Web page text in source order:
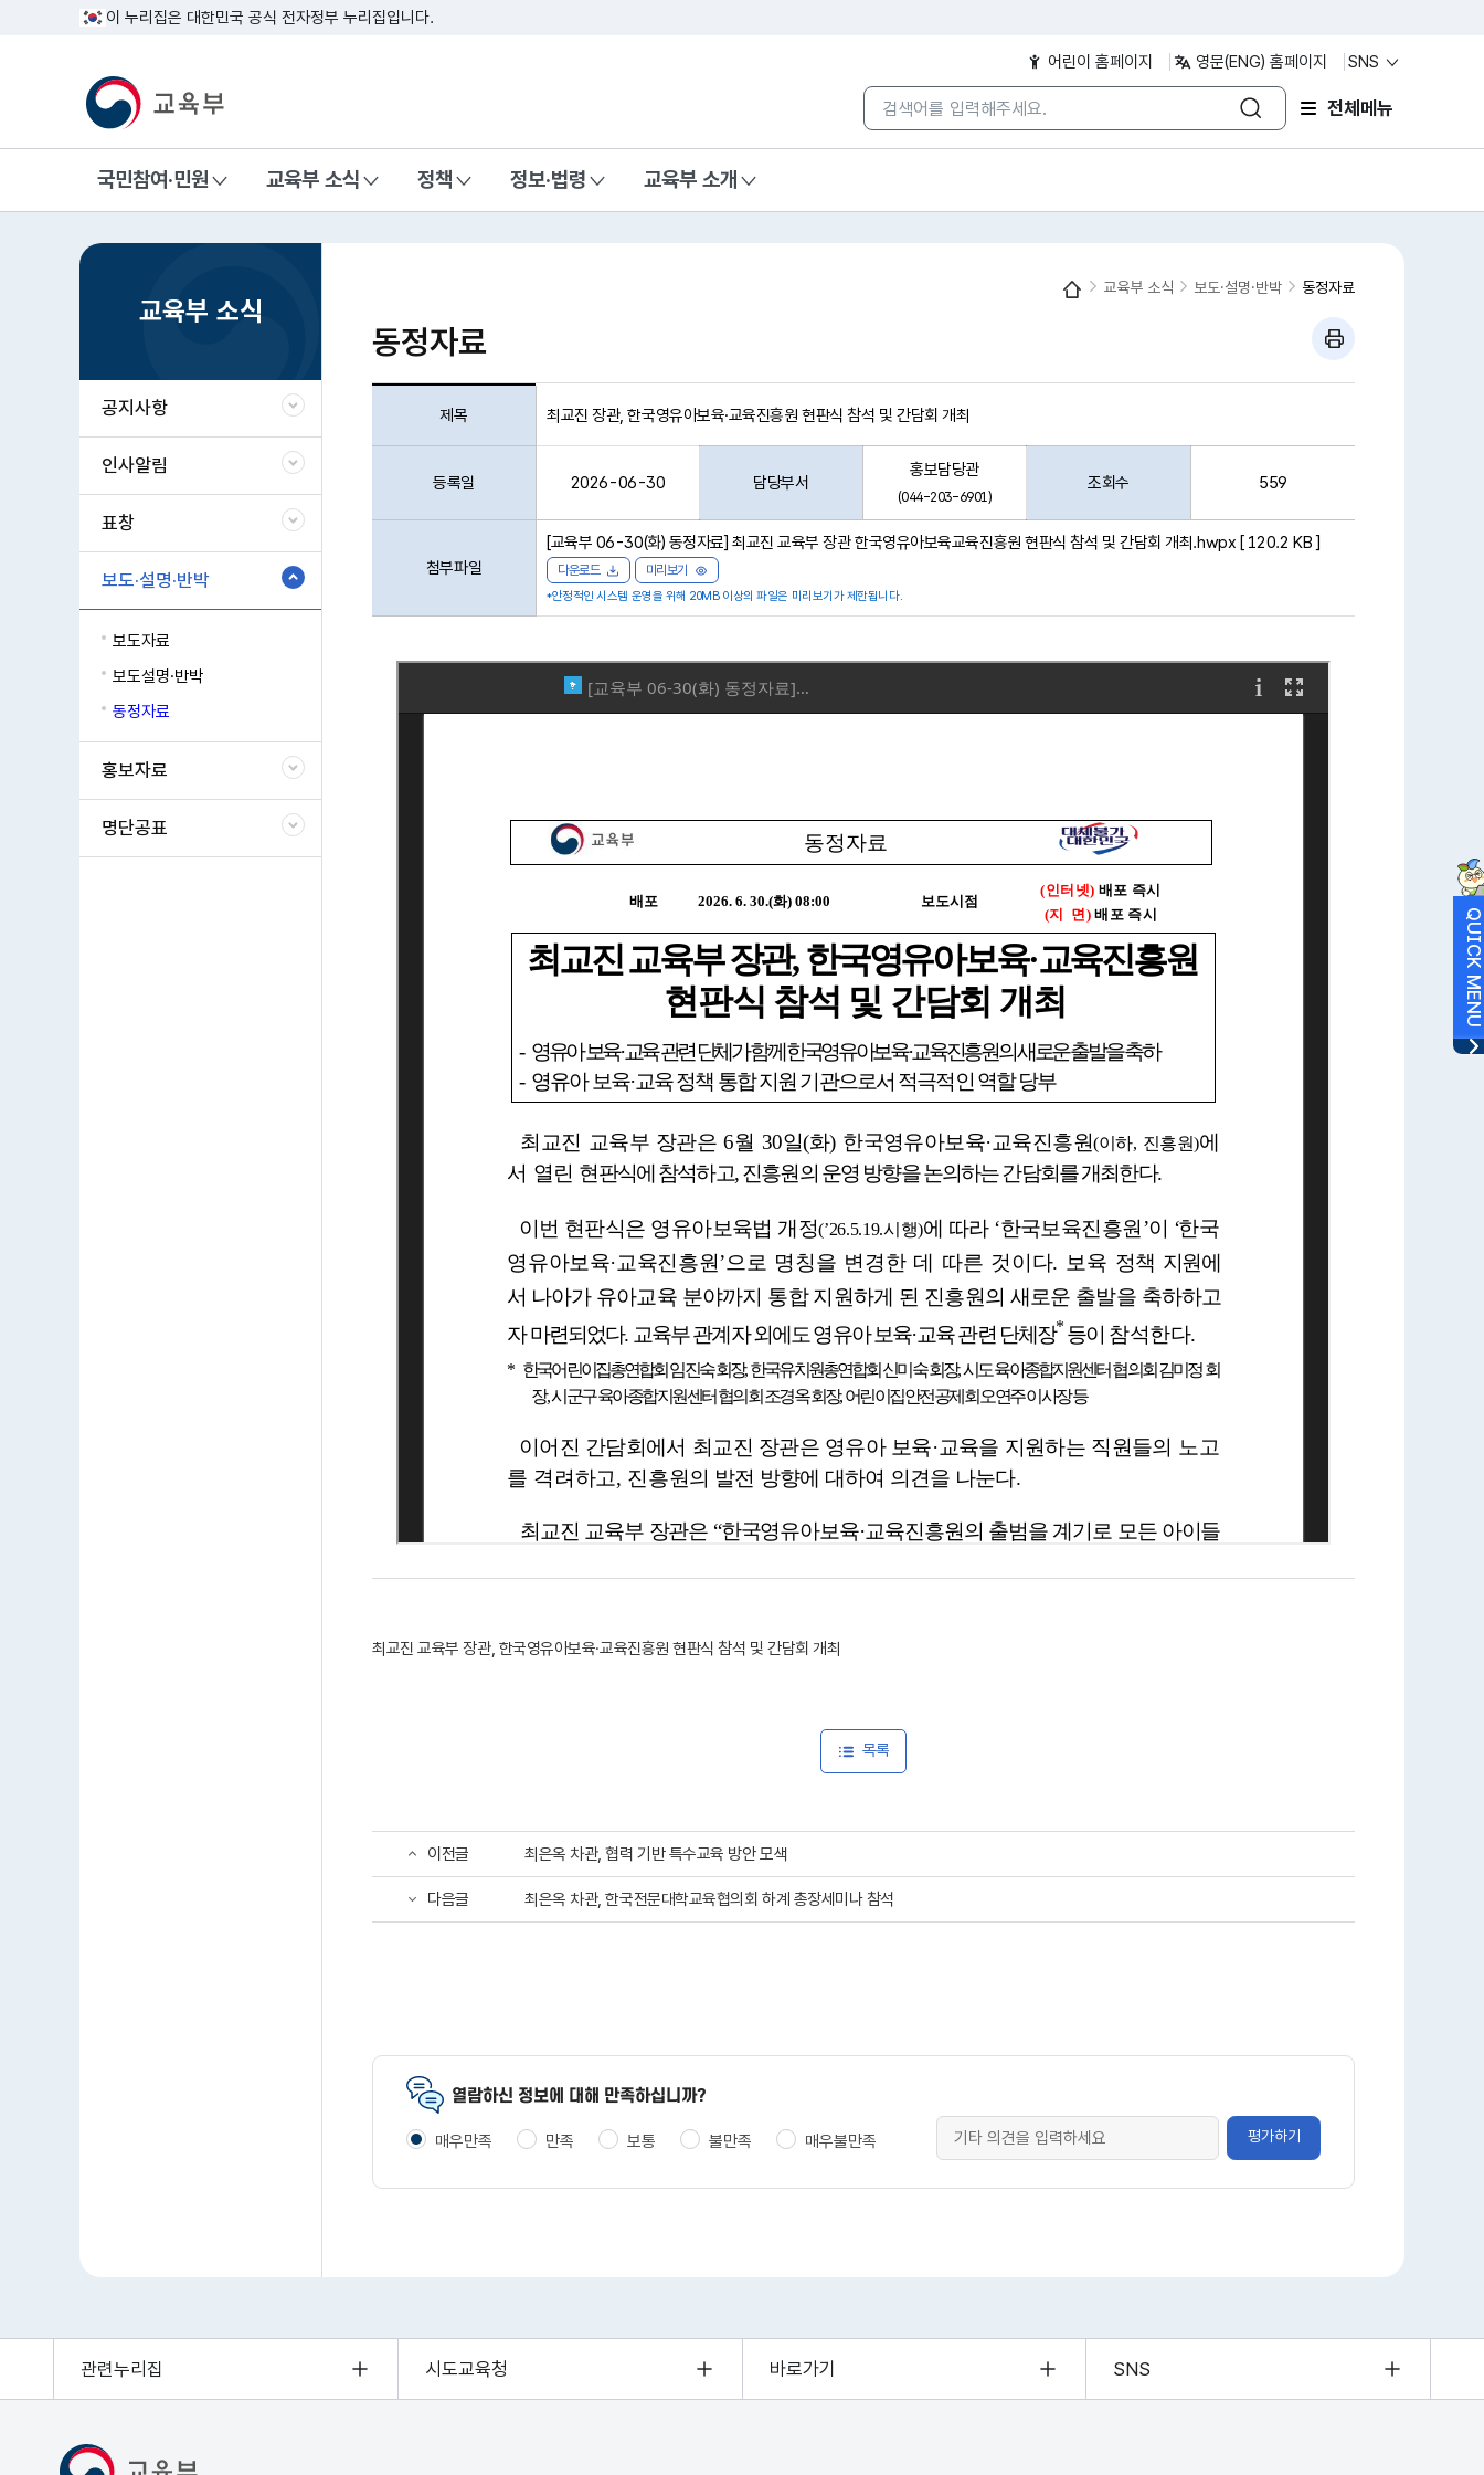
QUICK MENU
이 누리집은 대한민국 공식 전자정부 누리집입니다.
어린이 홈페이지 영문(ENG) 홈페이지 SNS
교육부 국민 메인홈페이지 컨텐츠 통합검색/검색어 입력 전체메뉴
국민참여·민원 교육부 소식 정책 정보·법령 교육부 소개
교육부 소식
공지사항
인사알림
표창
보도·설명·반박
보도자료
보도설명·반박
동정자료
홍보자료
명단공표
동정자료
교육부 소식 보도·설명·반박 동정자료
제목 최교진 장관, 한국영유아보육·교육진흥원 현판식 참석 및 간담회 개최
등록일 2026-06-30 담당부서
홍보담당관
(044-203-6901)
조회수 559
첨부파일
[교육부 06-30(화) 동정자료] 최교진 교육부 장관 한국영유아보육교육진흥원 현판식 참석 및 간담회 개최.hwpx [ 120.2 KB ]
다운로드 미리보기
*안정적인 시스템 운영을 위해 20MB 이상의 파일은 미리보기가 제한됩니다.
최교진 교육부 장관, 한국영유아보육·교육진흥원 현판식 참석 및 간담회 개최
목록
이전글 최은옥 차관, 협력 기반 특수교육 방안 모색
다음글 최은옥 차관, 한국전문대학교육협의회 하계 총장세미나 참석
열람하신 정보에 대해 만족하십니까?
매우만족 만족 보통 불만족 매우불만족 평가하기
관련누리집 시도교육청 바로가기 SNS
MOE